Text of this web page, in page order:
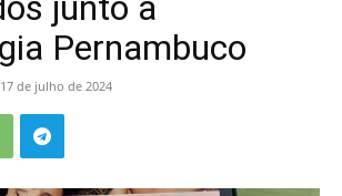
Pernambuco
17 de julho de 2024